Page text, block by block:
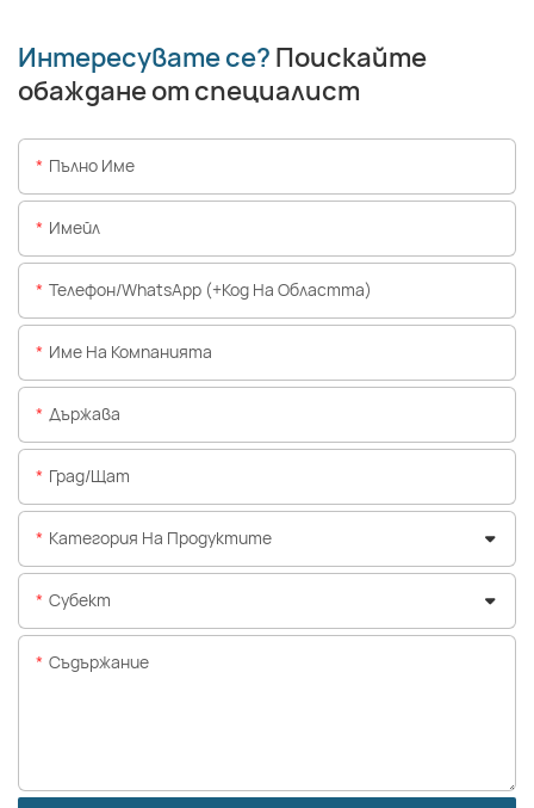
Интересувате се? Поискайте
обаждане от специалист
Пълно Име
Имейл
Телефон/WhatsApp (+Код На Областта)
Име На Компанията
Държава
Град/щат
Категория На Продуктите
Субект
Съдържание